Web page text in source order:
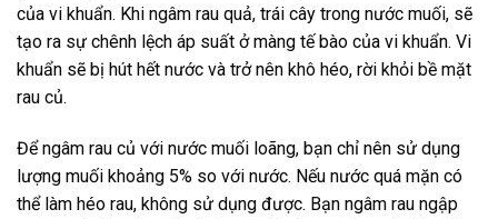
của vi khuẩn. Khi ngâm rau quả, trái cây trong nước muối, sẽ
tạo ra sự chênh lệch áp suất ở màng tế bào của vi khuẩn. Vi
khuẩn sẽ bị hút hết nước và trở nên khô héo, rời khỏi bề mặt
rau củ.
Để ngâm rau củ với nước muối loãng, bạn chỉ nên sử dụng
lượng muối khoảng 5% so với nước. Nếu nước quá mặn có
thể làm héo rau, không sử dụng được. Bạn ngâm rau ngập